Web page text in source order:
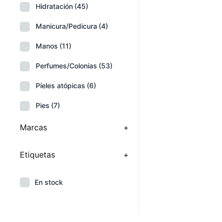
Hidratación (45)
Manicura/Pedicura (4)
Manos (11)
Perfumes/Colonias (53)
Píeles atópicas (6)
Pies (7)
Marcas +
Etiquetas +
En stock